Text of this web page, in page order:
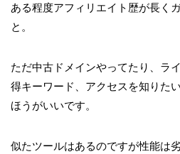
ある程度アフィリエイト歴が長く
と。
ただ中古ドメインやってたり、ラ
得キーワード、アクセスを知りた
ほうがいいです。
似たツールはあるのですが性能は劣